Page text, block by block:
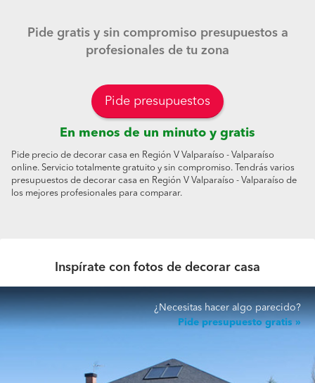
Pide gratis y sin compromiso presupuestos a
profesionales de tu zona
Pide presupuestos
En menos de un minuto y gratis
Pide precio de decorar casa en Región V Valparaíso - Valparaíso
online. Servicio totalmente gratuito y sin compromiso. Tendrás varios
presupuestos de decorar casa en Región V Valparaíso - Valparaíso de
los mejores profesionales para comparar.
Inspírate con fotos de decorar casa
¿Necesitas hacer algo parecido?
Pide presupuesto gratis